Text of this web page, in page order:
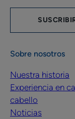
Sobre nosotros
Nuestra historia
Experiencia en
cabello
Noticias